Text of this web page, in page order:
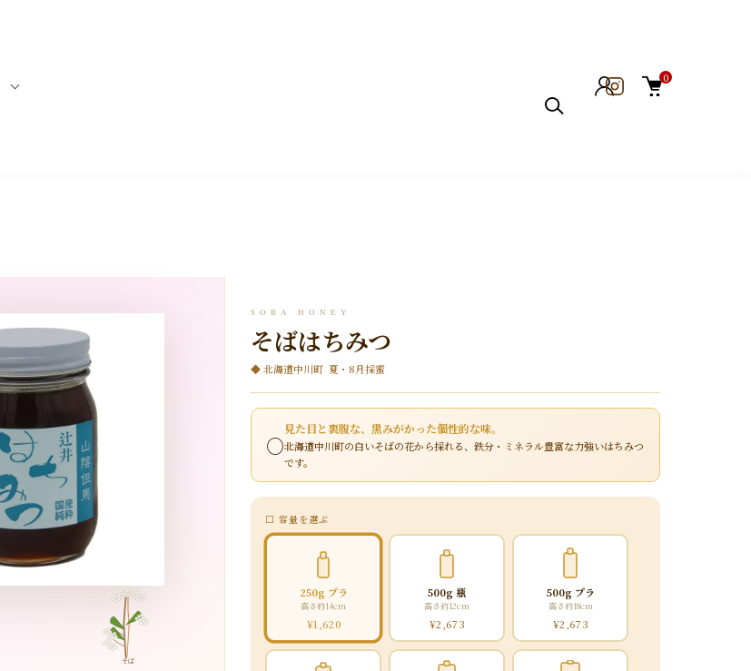
0
そば
SOBA HONEY
そばはちみつ
◆ 北海道中川町 夏・8月採蜜
○
見た目と裏腹な、黒みがかった個性的な味。
北海道中川町の白いそばの花から採れる、鉄分・ミネラル豊富な力強いはちみつ
です。
□ 容量を選ぶ
250g プラ
高さ約14cm
¥1,620
500g 瓶
高さ約12cm
¥2,673
500g プラ
高さ約18cm
¥2,673